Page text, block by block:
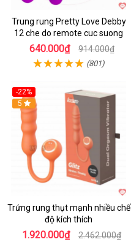
Trung rung Pretty Love Debby
12 che do remote cuc suong
640.000₫ 914.000₫
(801)
-22%
Hot
5
Trứng rung thụt mạnh nhiều chế
độ kích thích
1.920.000₫ 2.462.000₫